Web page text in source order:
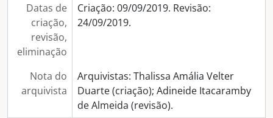
Datas de
criação,
revisão,
eliminação
Criação: 09/09/2019. Revisão:
24/09/2019.
Nota do
arquivista
Arquivistas: Thalissa Amália Velter
Duarte (criação); Adineide Itacaramby
de Almeida (revisão).